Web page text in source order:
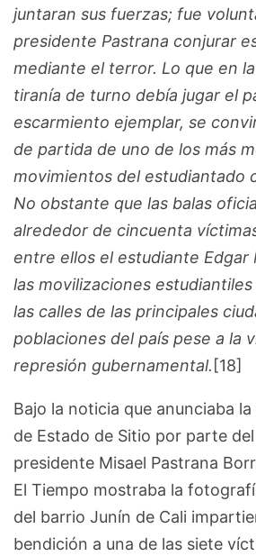
juntaran sus fuerzas; fue
presidente Pastrana conjurar
mediante el terror. Lo que en
tiranía de turno debía jugar el
escarmiento ejemplar, se
de partida de uno de los más
movimientos del estudiantado
No obstante que las balas
alrededor de cincuenta
entre ellos el estudiante Edgar
las movilizaciones
las calles de las principales
poblaciones del país pese a la
represión gubernamental. [18]
Bajo la noticia que anunciaba
de Estado de Sitio por parte
presidente Misael Pastrana
El Tiempo mostraba la
del barrio Junín de Cali
bendición a una de las siete